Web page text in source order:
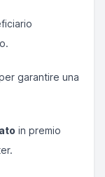
garantire una
in premio